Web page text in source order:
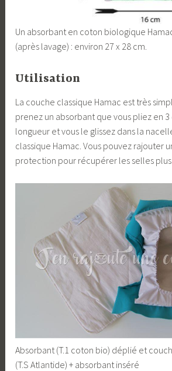
Un absorbant en coton biologique
(après lavage) : environ 27 x 28 cm.
Utilisation
La couche classique Hamac est très
prenez un absorbant que vous pliez en 3
longueur et vous le glissez dans la
classique Hamac. Vous pouvez rajouter
protection pour récupérer les selles
Absorbant (T.1 coton bio) déplié et
(T.S Atlantide) + absorbant inséré